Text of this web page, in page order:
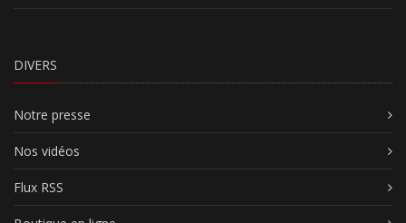
DIVERS
Notre presse
Nos vidéos
Flux RSS